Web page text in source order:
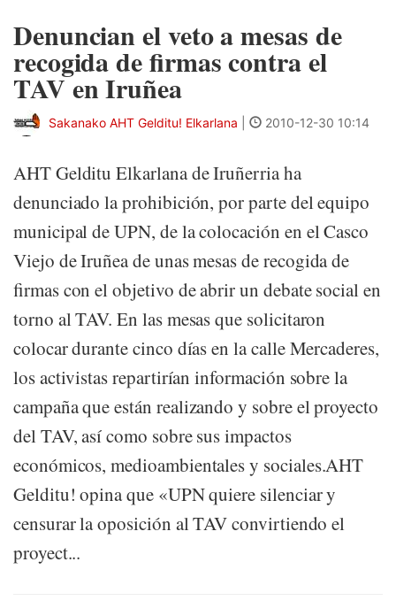
Denuncian el veto a mesas de
recogida de firmas contra el
TAV en Iruñea
Sakanako AHT Gelditu! Elkarlana 2010-12-30 10:14
AHT Gelditu Elkarlana de Iruñerria ha
denunciado la prohibición, por parte del equipo
municipal de UPN, de la colocación en el Casco
Viejo de Iruñea de unas mesas de recogida de
firmas con el objetivo de abrir un debate social en
torno al TAV. En las mesas que solicitaron
colocar durante cinco días en la calle Mercaderes,
los activistas repartirían información sobre la
campaña que están realizando y sobre el proyecto
del TAV, así como sobre sus impactos
económicos, medioambientales y sociales.AHT
Gelditu! opina que «UPN quiere silenciar y
censurar la oposición al TAV convirtiendo el
proyect...